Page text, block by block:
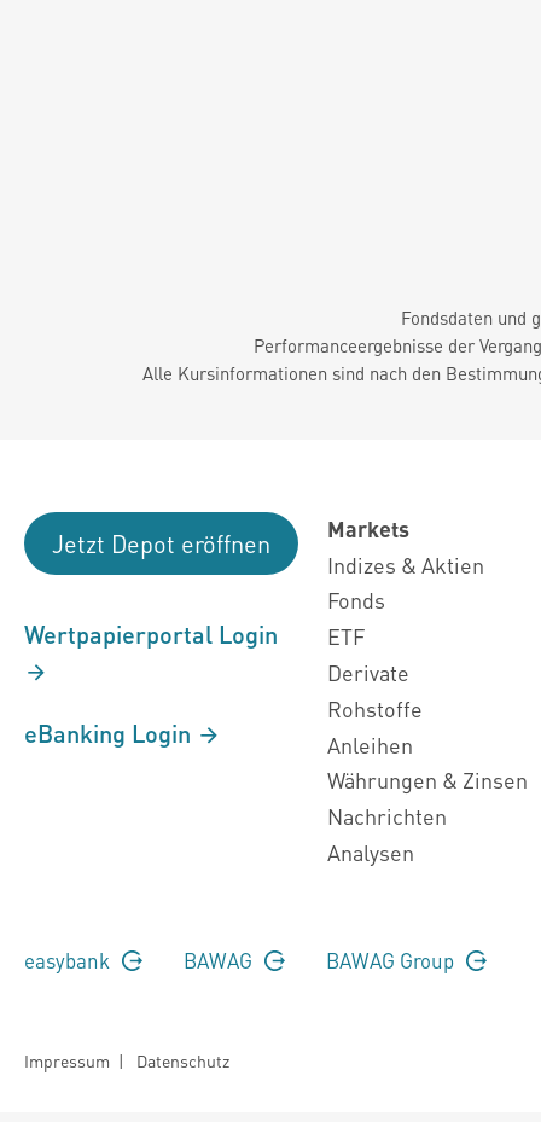
Fondsdaten und
Performanceergebnisse der
Alle Kursinformationen sind nach den
Jetzt Depot eröffnen
Wertpapierportal Login
eBanking Login
Markets
Indizes & Aktien
Fonds
ETF
Derivate
Rohstoffe
Anleihen
Währungen & Zinsen
Nachrichten
Analysen
easybank BAWAG BAWAG Group
Impressum | Datenschutz